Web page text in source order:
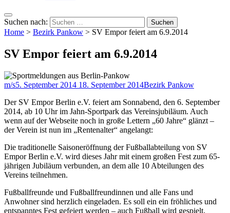
Suchen nach:
Home > Bezirk Pankow > SV Empor feiert am 6.9.2014
SV Empor feiert am 6.9.2014
m/s5. September 2014 18. September 2014Bezirk Pankow
Der SV Empor Berlin e.V. feiert am Sonnabend, den 6. September
2014, ab 10 Uhr im Jahn-Sportpark das Vereinsjubiläum. Auch
wenn auf der Webseite noch in große Lettern „60 Jahre“ glänzt –
der Verein ist nun im „Rentenalter“ angelangt:
Die traditionelle Saisoneröffnung der Fußballabteilung von SV
Empor Berlin e.V. wird dieses Jahr mit einem großen Fest zum 65-
jährigen Jubiläum verbunden, an dem alle 10 Abteilungen des
Vereins teilnehmen.
Fußballfreunde und Fußballfreundinnen und alle Fans und
Anwohner sind herzlich eingeladen. Es soll ein ein fröhliches und
entspanntes Fest gefeiert werden – auch Fußball wird gespielt.